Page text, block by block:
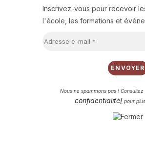
Inscrivez-vous pour recevoir
l'école, les formations et
Nous ne spammons pas ! Consultez
confidentialité[ pour